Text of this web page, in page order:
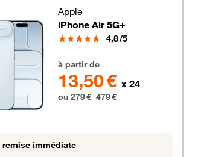
couleurs disponibles non sélectionnables
Apple
iPhone Air 5G+
Note
4,8/5
279 euros au lieu de 479 euros
à partir de
13,50 € x 24
ou 279 € 479 €
remise immédiate